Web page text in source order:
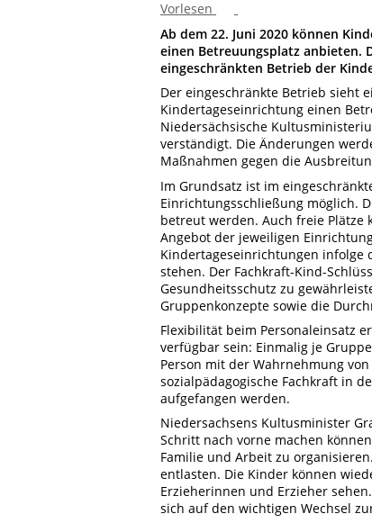
Vorlesen
Ab dem 22. Juni 2020 können
einen Betreuungsplatz anbieten.
eingeschränkten Betrieb der
Der eingeschränkte Betrieb sieht
Kindertageseinrichtung einen
Niedersächsische
verständigt. Die Änderungen
Maßnahmen gegen die
Im Grundsatz ist im
Einrichtungsschließung möglich.
betreut werden. Auch freie
Angebot der jeweiligen
Kindertageseinrichtungen infolge
stehen. Der Fachkraft-Kind-
Gesundheitsschutz zu
Gruppenkonzepte sowie die
Flexibilität beim Personaleinsatz
verfügbar sein: Einmalig je
Person mit der Wahrnehmung
sozialpädagogische Fachkraft in
aufgefangen werden.
Niedersachsens Kultusminister
Schritt nach vorne machen
Familie und Arbeit zu
entlasten. Die Kinder können
Erzieherinnen und Erzieher
sich auf den wichtigen Wechsel